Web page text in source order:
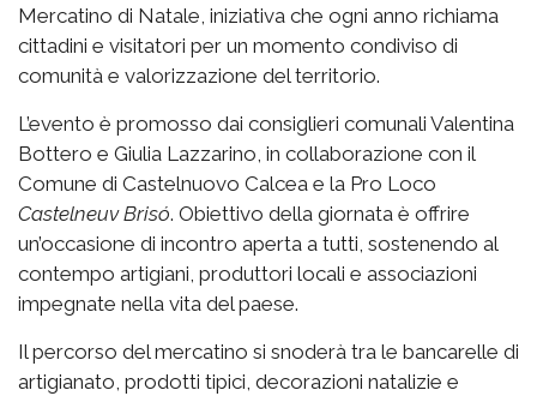
Mercatino di Natale, iniziativa che ogni anno richiama
cittadini e visitatori per un momento condiviso di
comunità e valorizzazione del territorio.
L’evento è promosso dai consiglieri comunali Valentina
Bottero e Giulia Lazzarino, in collaborazione con il
Comune di Castelnuovo Calcea e la Pro Loco
Castelneuv Brisó. Obiettivo della giornata è offrire
un’occasione di incontro aperta a tutti, sostenendo al
contempo artigiani, produttori locali e associazioni
impegnate nella vita del paese.
Il percorso del mercatino si snoderà tra le bancarelle di
artigianato, prodotti tipici, decorazioni natalizie e